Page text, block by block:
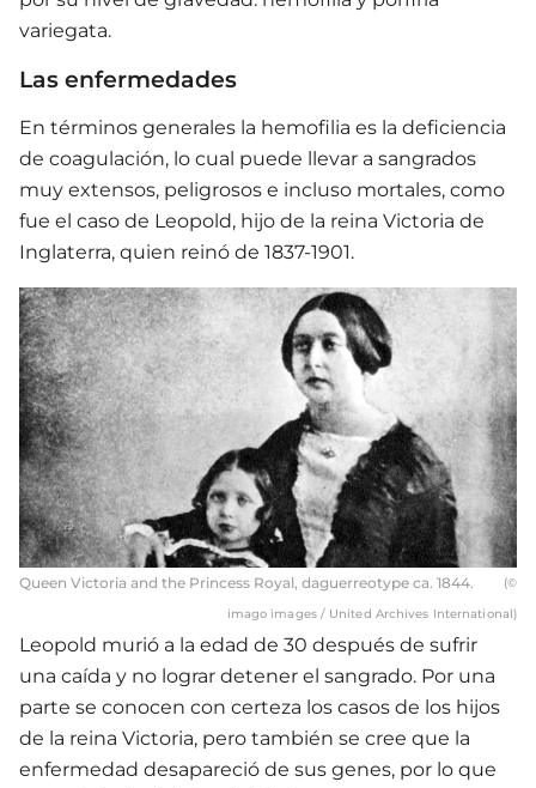
variegata.
Las enfermedades
En términos generales la hemofilia es la deficiencia
de coagulación, lo cual puede llevar a sangrados
muy extensos, peligrosos e incluso mortales, como
fue el caso de Leopold, hijo de la reina Victoria de
Inglaterra, quien reinó de 1837-1901.
Queen Victoria and the Princess Royal, daguerreotype ca. 1844. (©
imago images / United Archives International)
Leopold murió a la edad de 30 después de sufrir
una caída y no lograr detener el sangrado. Por una
parte se conocen con certeza los casos de los hijos
de la reina Victoria, pero también se cree que la
enfermedad desapareció de sus genes, por lo que